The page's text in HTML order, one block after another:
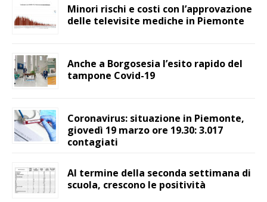
Minori rischi e costi con l’approvazione
delle televisite mediche in Piemonte
Anche a Borgosesia l’esito rapido del
tampone Covid-19
Coronavirus: situazione in Piemonte,
giovedì 19 marzo ore 19.30: 3.017
contagiati
Al termine della seconda settimana di
scuola, crescono le positività